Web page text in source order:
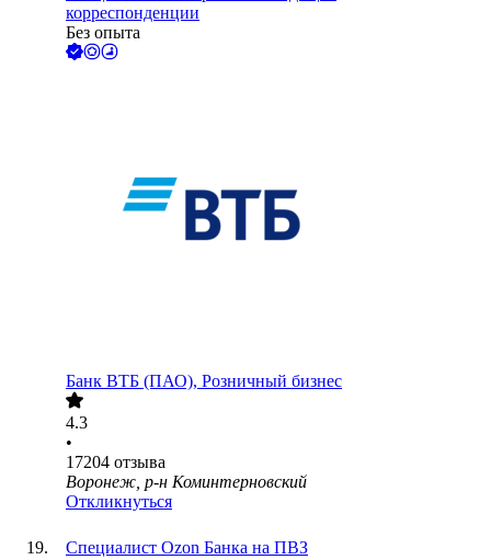
корреспонденции
Без опыта
Банк ВТБ (ПАО), Розничный бизнес
4.3
•
17204 отзыва
Воронеж, р-н Коминтерновский
Откликнуться
Специалист Ozon Банка на ПВЗ